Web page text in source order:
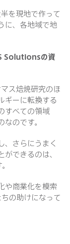
を現地で作って
に、各地域で地
Solutionsの資
ス焙焼研究のほ
ギーに転換する
すべての領域
のです。
、さらにうまく
できるのは、
や商業化を模索
の助けになって